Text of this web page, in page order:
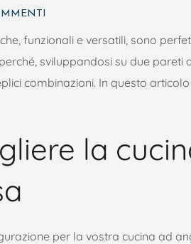
funzionali e versatili, sono
sviluppandosi su due
combinazioni. In questo
la
per la vostra cucina ad